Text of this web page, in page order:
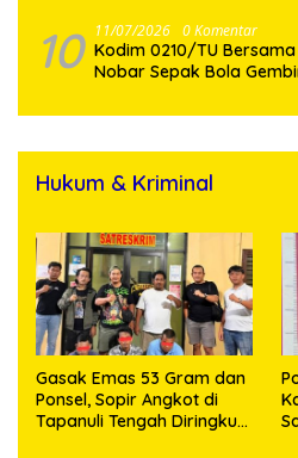
10 11/07/2026 0 Komentar
Kodim 0210/TU
Nobar Sepak Bola
Hukum & Kriminal
Gasak Emas 53 Gram dan
Ponsel, Sopir Angkot di
Tapanuli Tengah Diringkus